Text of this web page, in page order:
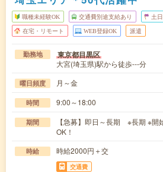
職種未経験OK 交通費別途支給あり 土
在宅・リモート WEB登録OK 派遣
勤務地 東京都目黒区
大宮(埼玉県)駅から徒歩---分
曜日頻度 月～金
時間 9:00～18:00
期間
【急募】即日～長期 ※長期 ※
OK！
時給 時給2000円＋交
交通費